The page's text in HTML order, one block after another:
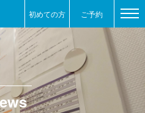
初めての方 ご予約